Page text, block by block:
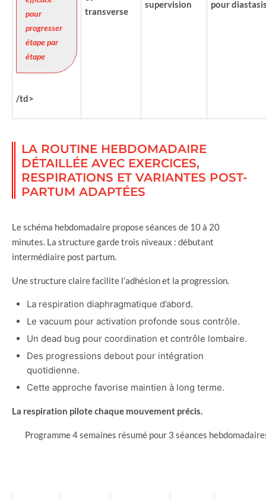
pour
progresser
étape par
étape
/td>
transverse
supervision pour
LA ROUTINE HEBDOMADAIRE
DÉTAILLÉE AVEC EXERCICES,
RESPIRATIONS ET VARIANTES POST-
PARTUM ADAPTÉES
Le schéma hebdomadaire propose séances de 10 à 20
minutes. La structure garde trois niveaux : débutant
intermédiaire post partum.
Une structure claire facilite l’adhésion et la progression.
La respiration diaphragmatique d’abord.
Le vacuum pour activation profonde sous contrôle.
Un dead bug pour coordination et contrôle lombaire.
Des progressions debout pour intégration
quotidienne.
Cette approche favorise maintien à long terme.
La respiration pilote chaque mouvement précis.
Programme 4 semaines résumé pour 3 séances